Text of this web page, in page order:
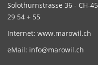
Solothurnstrasse 36 - CH-
29 54 + 55
Internet: www.marowil.ch
eMail: info@marowil.ch